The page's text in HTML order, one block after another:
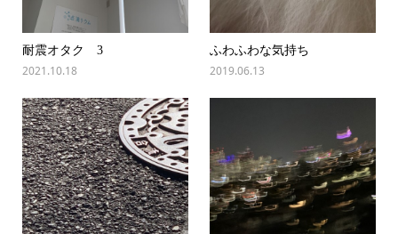
耐震オタク 3
2021.10.18
ふわふわな気持ち
2019.06.13